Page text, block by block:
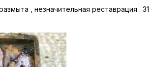
, незначительная реставрация .